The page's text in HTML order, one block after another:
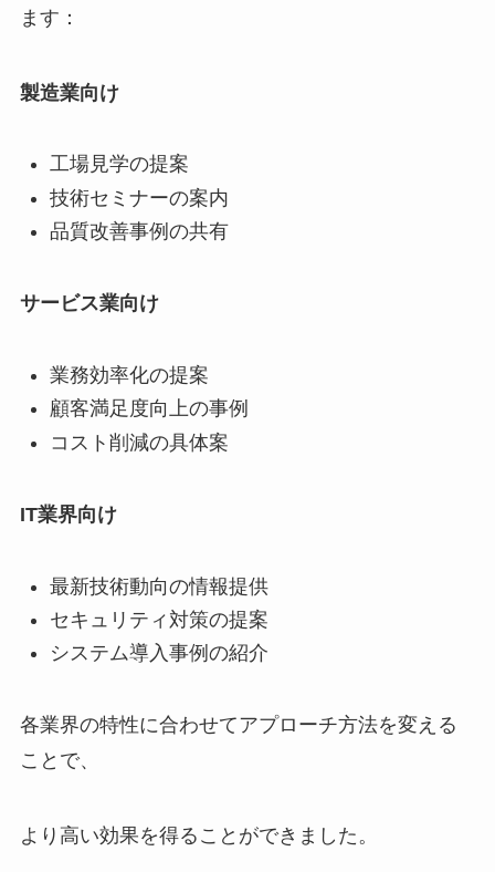
ます：
製造業向け
工場見学の提案
技術セミナーの案内
品質改善事例の共有
サービス業向け
業務効率化の提案
顧客満足度向上の事例
コスト削減の具体案
IT業界向け
最新技術動向の情報提供
セキュリティ対策の提案
システム導入事例の紹介
各業界の特性に合わせてアプローチ方法を変える
ことで、
より高い効果を得ることができました。